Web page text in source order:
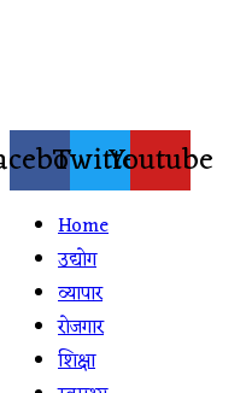
TwitterYoutube
Home
उद्योग
व्यापार
रोजगार
शिक्षा